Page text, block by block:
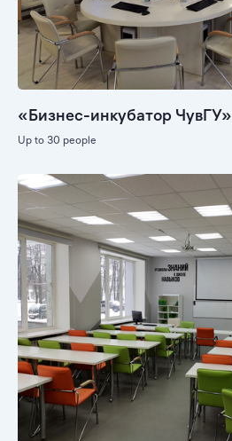
«Бизнес-инкубатор ЧувГУ»
Up to 30 people